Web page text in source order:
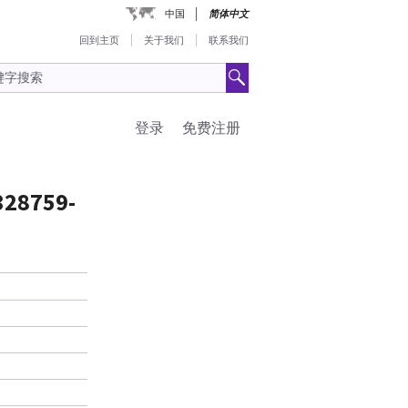
中国 简体中文
回到主页 关于我们 联系我们
免费注册
登录